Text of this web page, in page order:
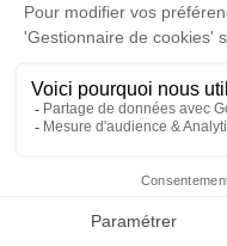
Faire-part
Cérémonie civile